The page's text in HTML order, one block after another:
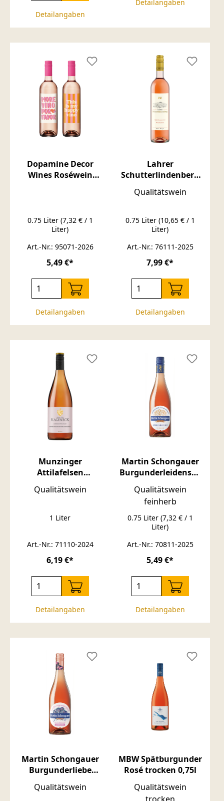
Detailangaben
Detailangaben
Dopamine Decor
Wines Roséwein
0.75 Liter (7,32 € / 1
Liter)
Art.-Nr.: 95071-2026
5,49 €*
Detailangaben
Lahrer
Schutterlindenberg
Weissherbst
Qualitätswein
0.75 Liter (10,65 € / 1
Liter)
Art.-Nr.: 76111-2025
7,99 €*
Detailangaben
Munzinger
Attilafelsen
Weißherbst
Qualitätswein
1 Liter
Art.-Nr.: 71110-2024
6,19 €*
Detailangaben
Martin Schongauer
Burgunderleidensch
Rosé Qualitätswein
feinherb 0,75L
feinherb
Qualitätswein
0.75 Liter (7,32 € / 1
Liter)
Art.-Nr.: 70811-2025
5,49 €*
Detailangaben
Martin Schongauer
Burgunderliebe
Qualitätswein
Qualitätswein
MBW Spätburgunder
Rosé trocken 0,75l
Qualitätswein